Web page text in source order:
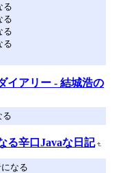
る
る
る
る
イアリー - 結城浩の
る
る辛口Javaな日記
なる